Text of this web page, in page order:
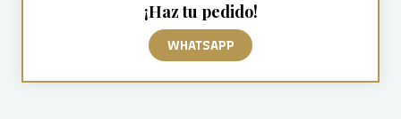
¡Haz tu pedido!
WHATSAPP